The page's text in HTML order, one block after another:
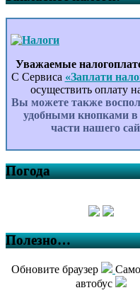
Уважаемые
С Сервиса «Заплати
осуществить оплату
Вы можете также
удобными кнопками
части нашего
Погода
Полезно…
Обновите браузер
автобус